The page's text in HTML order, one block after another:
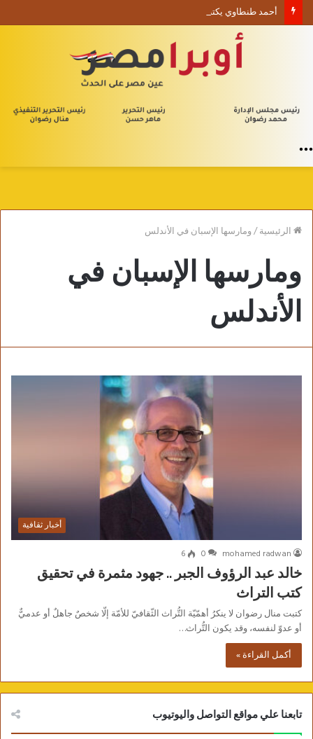
أحمد طنطاوي يكتب حين يصبح الوجود علامة استفهام
الرئيسية/ومارسها الإسبان في الأندلس
ومارسها الإسبان في
الأندلس
أخبار ثقافية
mohamed radwan
0
6
خالد عبد الرؤوف الجبر .. جهود مثمرة في تحقيق
كتب التراث
كتبت منال رضوان لا ينكرُ أهمّيّة التُّراث الثّقافيّ للأمّة إلّا شخصٌ جاهلٌ أو عدميٌّ
أو عدوّ لنفسه، وقد يكون التُّراث…
أكمل القراءة »
تابعنا علي مواقع التواصل واليوتيوب